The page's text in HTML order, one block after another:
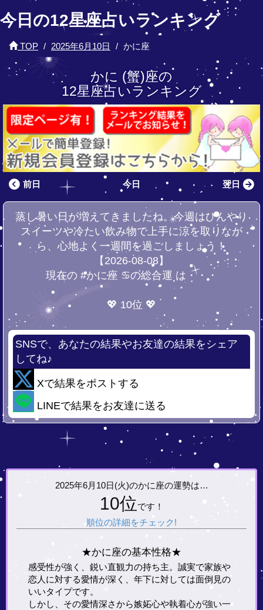
今日の12星座占いランキング
TOP 2025年6月10日 かに座
かに (蟹)座の
12星座占いランキング
前日 今日 翌日
蒸し暑い日が増えてきましたね。今週はひんやり
スイーツや冷たい飲み物で上手に涼を取りなが
ら、心地よく一週間を過ごしましょう！
【2026-08-08】
現在の #かに座 ♋の総合運 は・・・
💖 10位 💖
SNSで、あなたの結果やお友達の結果をシェア
してね♪
Xで結果をポストする
LINEで結果をお友達に送る
2025年6月10日(火)のかに座の運勢は…
10位です！
順位の詳細をチェック!
★かに座の基本性格★
感受性が強く、鋭い直観力の持ち主。誠実で家族や
恋人に対する愛情が深く、年下に対しては面倒見の
いいタイプです。
しかし、その愛情深さから嫉妬心や執着心が強い一